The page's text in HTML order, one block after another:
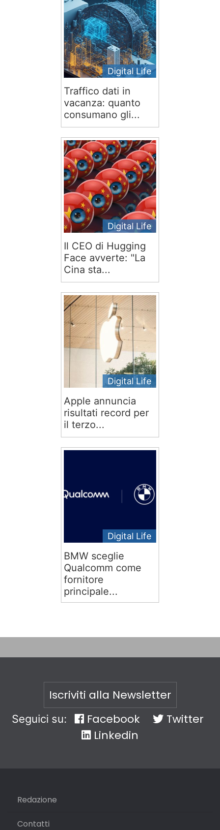
Digital Life
Traffico dati in
vacanza: quanto
consumano gli...
Digital Life
Il CEO di Hugging
Face avverte: "La
Cina sta...
Digital Life
Apple annuncia
risultati record per
il terzo...
Digital Life
BMW sceglie
Qualcomm come
fornitore
principale...
Iscriviti alla Newsletter
Seguici su: Facebook
Twitter
Linkedin
Redazione
Contatti